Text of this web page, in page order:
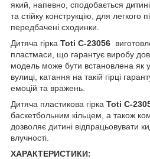
який, напевно, сподобається
та стійку конструкцію, для легкого
передбачені сходинки.
Дитяча гірка Toti C-23056
пластмаси, що гарантує виробу
модель може бути встановлена як
вулиці, катання на такій гірці
емоцій та вражень.
Дитяча пластикова гірка Toti C-
баскетбольним кільцем, а також
дозволяє дитині відпрацьовувати
влучності.
ХАРАКТЕРИСТИКИ: